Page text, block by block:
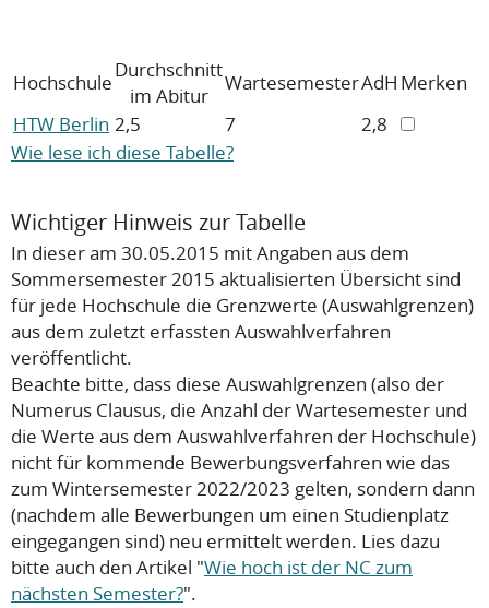
Hochschule
Durchschnitt
im Abitur
WartesemesterAdH Merken
HTW Berlin 2,5 7
2,8
Wie lese ich diese Tabelle?
Wichtiger Hinweis zur Tabelle
In dieser am 30.05.2015 mit Angaben aus dem
Sommersemester 2015 aktualisierten Übersicht sind
für jede Hochschule die Grenzwerte (Auswahlgrenzen)
aus dem zuletzt erfassten Auswahlverfahren
veröffentlicht.
Beachte bitte, dass diese Auswahlgrenzen (also der
Numerus Clausus, die Anzahl der Wartesemester und
die Werte aus dem Auswahlverfahren der Hochschule)
nichtfür kommende Bewerbungsverfahren wie das
zum Wintersemester 2022/2023 gelten, sondern dann
(nachdem alle Bewerbungen um einen Studienplatz
eingegangen sind) neu ermittelt werden. Lies dazu
bitte auch den Artikel "Wie hoch ist der NC zum
nächsten Semester?".